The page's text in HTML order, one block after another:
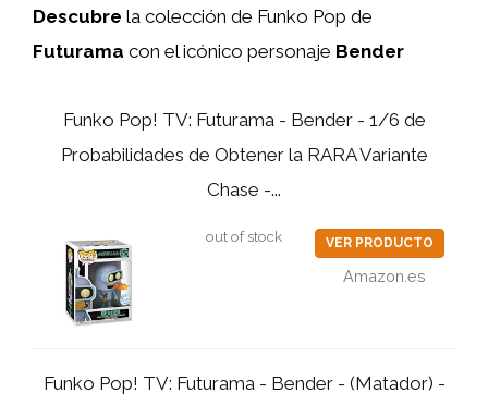
Descubre la colección de Funko Pop de
Futurama con el icónico personaje Bender
Funko Pop! TV: Futurama - Bender - 1/6 de
Probabilidades de Obtener la RARA Variante
Chase -...
out of stock VER PRODUCTO
Amazon.es
Funko Pop! TV: Futurama - Bender - (Matador) -